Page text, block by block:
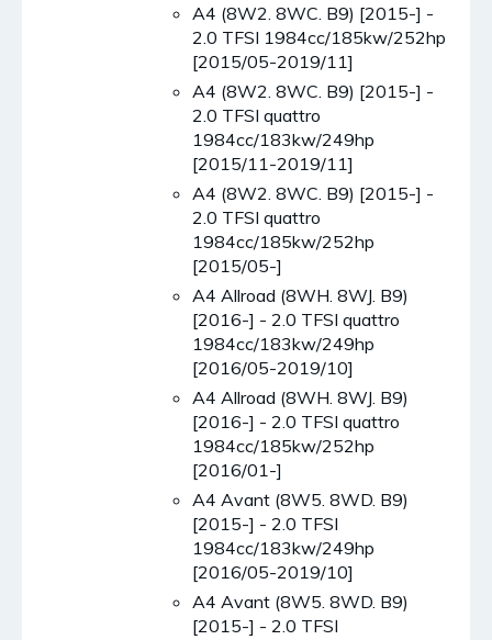
A4 (8W2. 8WC. B9) [2015-] -
2.0 TFSI 1984cc/185kw/252hp
[2015/05-2019/11]
A4 (8W2. 8WC. B9) [2015-] -
2.0 TFSI quattro
1984cc/183kw/249hp
[2015/11-2019/11]
A4 (8W2. 8WC. B9) [2015-] -
2.0 TFSI quattro
1984cc/185kw/252hp
[2015/05-]
A4 Allroad (8WH. 8WJ. B9)
[2016-] - 2.0 TFSI quattro
1984cc/183kw/249hp
[2016/05-2019/10]
A4 Allroad (8WH. 8WJ. B9)
[2016-] - 2.0 TFSI quattro
1984cc/185kw/252hp
[2016/01-]
A4 Avant (8W5. 8WD. B9)
[2015-] - 2.0 TFSI
1984cc/183kw/249hp
[2016/05-2019/10]
A4 Avant (8W5. 8WD. B9)
[2015-] - 2.0 TFSI